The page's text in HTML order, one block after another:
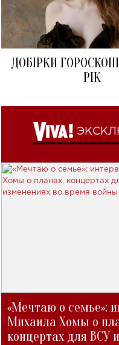
ДОБІРКИ
РІК
«Мечтаю о семье»:
Михаила Хомы о
концертах для ВСУ и